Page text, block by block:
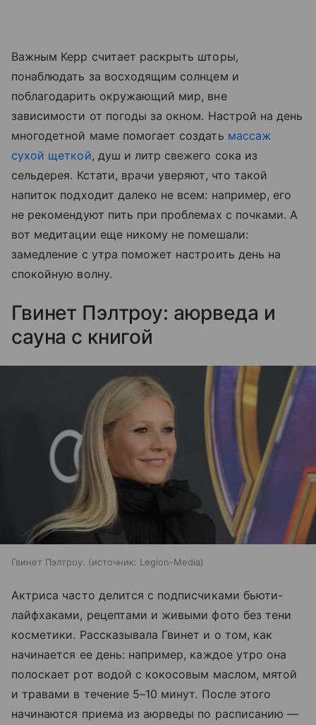
Важным Керр считает раскрыть шторы,
понаблюдать за восходящим солнцем и
поблагодарить окружающий мир, вне
зависимости от погоды за окном. Настрой на день
многодетной маме помогает создать массаж
сухой щеткой, душ и литр свежего сока из
сельдерея. Кстати, врачи уверяют, что такой
напиток подходит далеко не всем: например, его
не рекомендуют пить при проблемах с почками. А
вот медитации еще никому не помешали:
замедление с утра поможет настроить день на
спокойную волну.
Гвинет Пэлтроу: аюрведа и
сауна с книгой
Гвинет Пэлтроу. источник: Legion-Media
Актриса часто делится с подписчиками бьюти-
лайфхаками, рецептами и живыми фото без тени
косметики. Рассказывала Гвинет и о том, как
начинается ее день: например, каждое утро она
полоскает рот водой с кокосовым маслом, мятой
и травами в течение 5–10 минут. После этого
начинаются приема из аюрведы по расписанию —